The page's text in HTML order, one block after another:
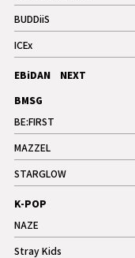
記事
BUDDiiS
記事
ICEx
記事
EBiDAN NEXT
BMSG
BE:FIRST
記事
ギャラリー
MAZZEL
記事
ギャラリー
STARGLOW
記事
K-POP
NAZE
記事
Stray Kids